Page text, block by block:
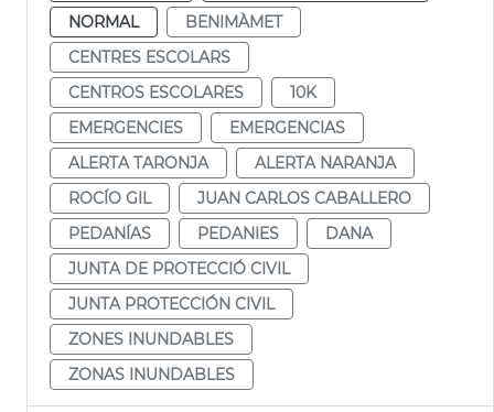
NORMAL
BENIMÀMET
CENTRES ESCOLARS
CENTROS ESCOLARES
10K
EMERGENCIES
EMERGENCIAS
ALERTA TARONJA
ALERTA NARANJA
ROCÍO GIL
JUAN CARLOS CABALLERO
PEDANÍAS
PEDANIES
DANA
JUNTA DE PROTECCIÓ CIVIL
JUNTA PROTECCIÓN CIVIL
ZONES INUNDABLES
ZONAS INUNDABLES